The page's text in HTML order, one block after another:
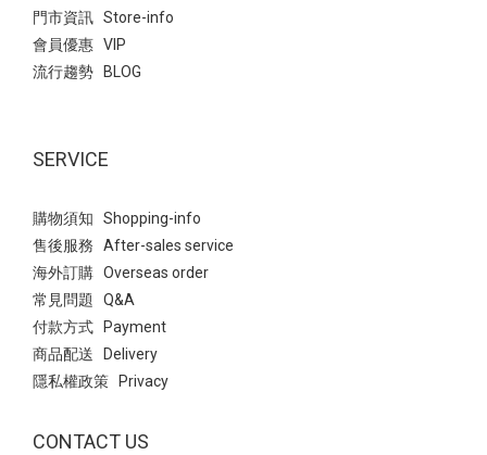
門市資訊 Store-info
會員優惠 VIP
流行趨勢 BLOG
SERVICE
購物須知 Shopping-info
售後服務 After-sales service
海外訂購 Overseas order
常見問題 Q&A
付款方式 Payment
商品配送 Delivery
隱私權政策 Privacy
CONTACT US